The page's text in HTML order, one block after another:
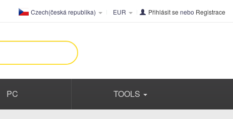
Czech(česká republika) EUR Přihlásit se nebo Registrace
PC TOOLS